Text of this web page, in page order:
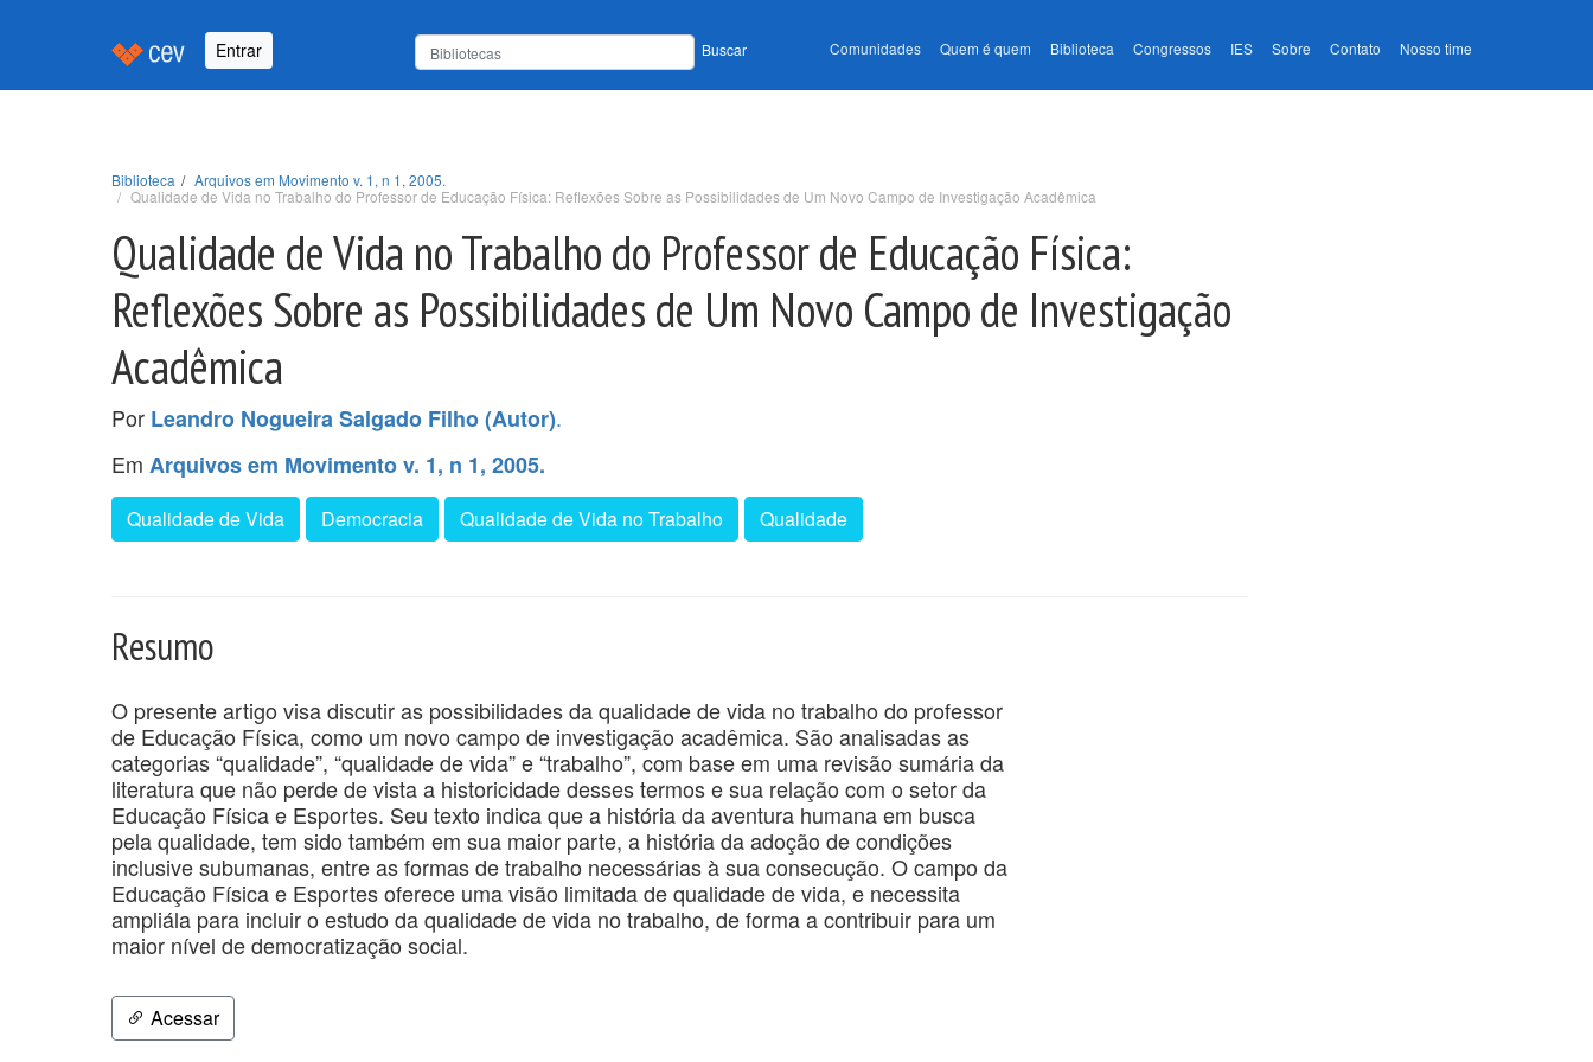
Entrar Buscar Comunidades Quem é quem Biblioteca Congressos IES Sobre Contato Nosso time
Biblioteca
Arquivos em Movimento v. 1, n 1, 2005.
Qualidade de Vida no Trabalho do Professor de Educação Física: Reflexões Sobre as Possibilidades de Um Novo Campo de Investigação Acadêmica
Qualidade de Vida no Trabalho do Professor de Educação Física:
Reflexões Sobre as Possibilidades de Um Novo Campo de Investigação
Acadêmica
Por Leandro Nogueira Salgado Filho (Autor).
Em Arquivos em Movimento v. 1, n 1, 2005.
Qualidade de Vida Democracia Qualidade de Vida no Trabalho Qualidade
Resumo
O presente artigo visa discutir as possibilidades da qualidade de vida no trabalho do professor
de Educação Física, como um novo campo de investigação acadêmica. São analisadas as
categorias “qualidade”, “qualidade de vida” e “trabalho”, com base em uma revisão sumária da
literatura que não perde de vista a historicidade desses termos e sua relação com o setor da
Educação Física e Esportes. Seu texto indica que a história da aventura humana em busca
pela qualidade, tem sido também em sua maior parte, a história da adoção de condições
inclusive subumanas, entre as formas de trabalho necessárias à sua consecução. O campo da
Educação Física e Esportes oferece uma visão limitada de qualidade de vida, e necessita
ampliála para incluir o estudo da qualidade de vida no trabalho, de forma a contribuir para um
maior nível de democratização social.
Acessar